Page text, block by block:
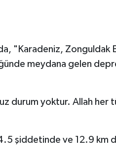
"Karadeniz, Zonguldak
meydana gelen
durum yoktur. Allah her
şiddetinde ve 12.9 km